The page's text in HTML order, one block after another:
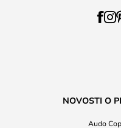
NOVOSTI O
Audo